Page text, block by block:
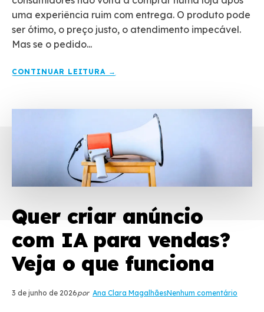
uma experiência ruim com entrega. O produto pode
ser ótimo, o preço justo, o atendimento impecável.
Mas se o pedido...
CONTINUAR LEITURA →
Quer criar anúncio
com IA para vendas?
Veja o que funciona
3 de junho de 2026por Ana Clara MagalhãesNenhum comentário